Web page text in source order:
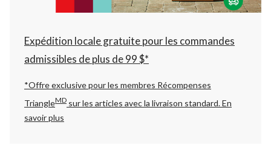
changer
Expédition locale gratuite pour les commandes
admissibles de plus de 99 $*
*Offre exclusive pour les membres Récompenses
TriangleMD sur les articles avec la livraison standard.En
savoir plus